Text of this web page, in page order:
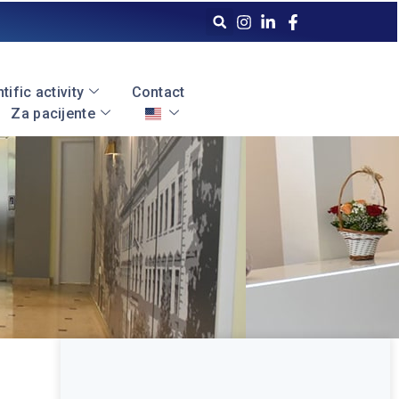
activity
Contact
Za pacijente